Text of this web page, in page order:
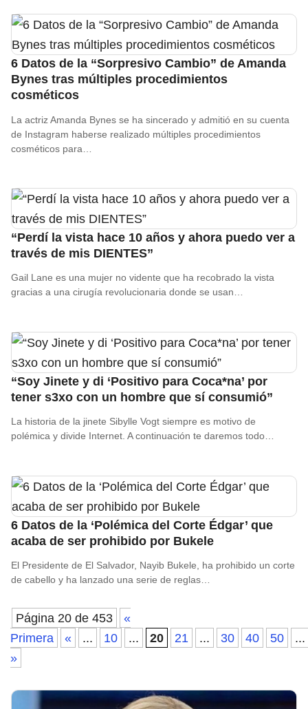
6 Datos de la “Sorpresivo Cambio” de Amanda
Bynes tras múltiples procedimientos
cosméticos
La actriz Amanda Bynes se ha sincerado y admitió en su cuenta
de Instagram haberse realizado múltiples procedimientos
cosméticos para…
“Perdí la vista hace 10 años y ahora puedo ver a
través de mis DIENTES”
Gail Lane es una mujer no vidente que ha recobrado la vista
gracias a una cirugía revolucionaria donde se usan…
“Soy Jinete y di ‘Positivo para Coca*na’ por
tener s3xo con un hombre que sí consumió”
La historia de la jinete Sibylle Vogt siempre es motivo de
polémica y divide Internet. A continuación te daremos todo…
6 Datos de la ‘Polémica del Corte Édgar’ que
acaba de ser prohibido por Bukele
El Presidente de El Salvador, Nayib Bukele, ha prohibido un corte
de cabello y ha lanzado una serie de reglas…
Página 20 de 453
«
Primera
« ... 10 ... 20 21 ... 30 40 50
...
»